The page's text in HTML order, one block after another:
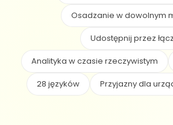
Osadzanie w dowolnym
Udostępnij przez
Analityka w czasie rzeczywistym
28 języków
Przyjazny dla